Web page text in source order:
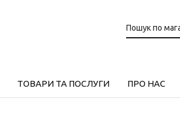
ТОВАРИ ТА ПОСЛУГИ ПРО НАС